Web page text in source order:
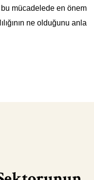
mücadelede en önem
ne olduğunu anla